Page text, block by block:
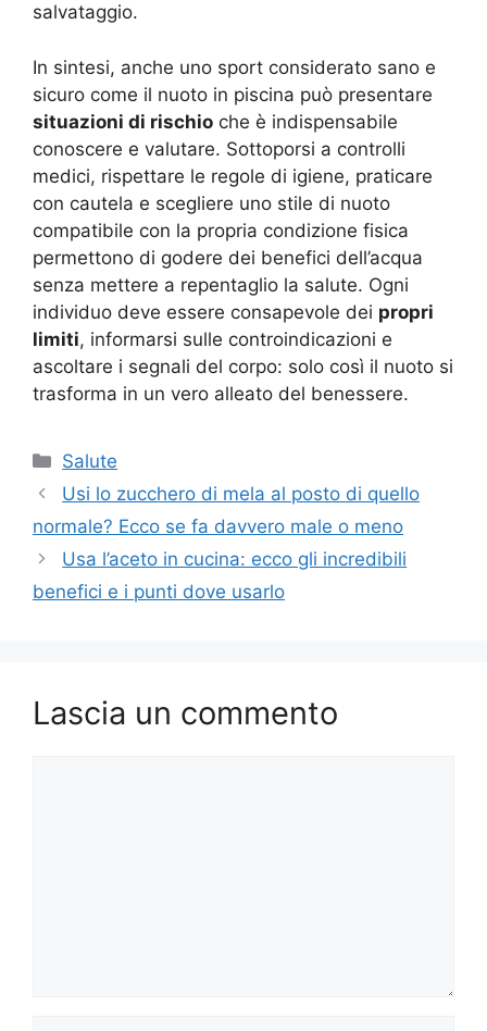
salvataggio.
In sintesi, anche uno sport considerato sano e
sicuro come il nuoto in piscina può presentare
situazioni di rischio che è indispensabile
conoscere e valutare. Sottoporsi a controlli
medici, rispettare le regole di igiene, praticare
con cautela e scegliere uno stile di nuoto
compatibile con la propria condizione fisica
permettono di godere dei benefici dell’acqua
senza mettere a repentaglio la salute. Ogni
individuo deve essere consapevole dei propri
limiti, informarsi sulle controindicazioni e
ascoltare i segnali del corpo: solo così il nuoto si
trasforma in un vero alleato del benessere.
Categorie
Salute
Usi lo zucchero di mela al posto di quello
normale? Ecco se fa davvero male o meno
Usa l’aceto in cucina: ecco gli incredibili
benefici e i punti dove usarlo
Lascia un commento